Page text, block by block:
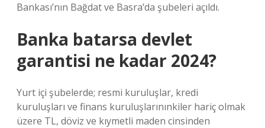
Bankası’nın Bağdat ve Basra’da şubeleri açıldı.
Banka batarsa devlet
garantisi ne kadar 2024?
Yurt içi şubelerde; resmi kuruluşlar, kredi
kuruluşları ve finans kuruluşlarınınkiler hariç olmak
üzere TL, döviz ve kıymetli maden cinsinden